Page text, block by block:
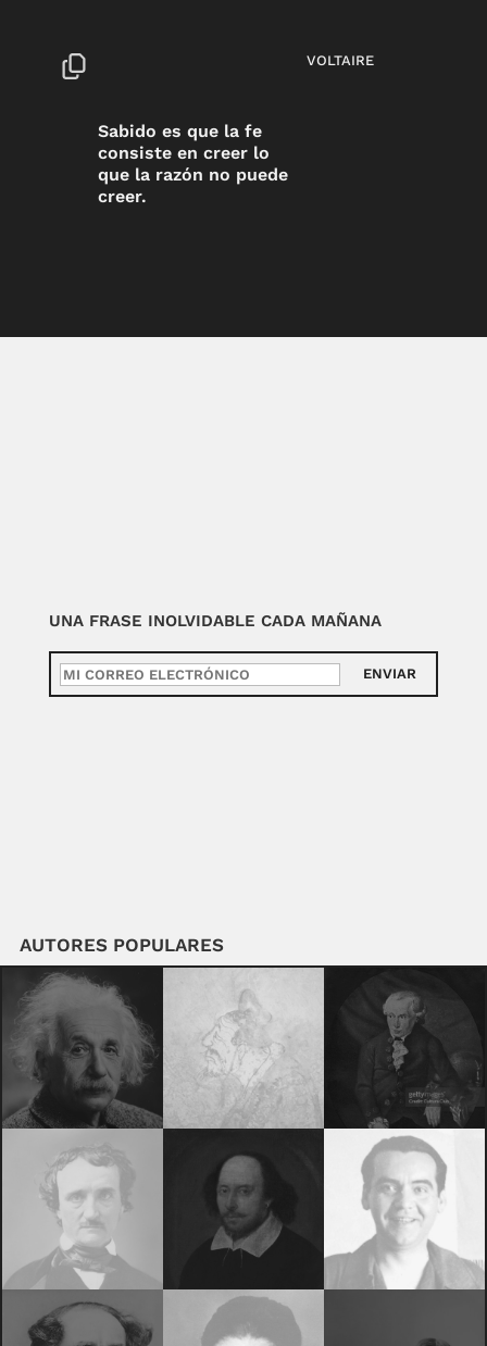
Sabido es que la fe
consiste en creer lo
que la razón no puede
creer.
VOLTAIRE
UNA FRASE INOLVIDABLE CADA MAÑANA
ENVIAR
AUTORES POPULARES